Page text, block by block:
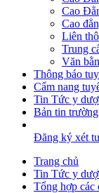
Cao
Cao
Liên
Trung
Văn
Thông báo
Cẩm nang
Tin Tức y
Bản tin trường
Đăng ký xét
Trang chủ
Tin Tức y
Tổng hợp các